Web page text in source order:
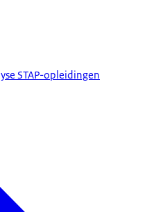
STAP-opleidingen